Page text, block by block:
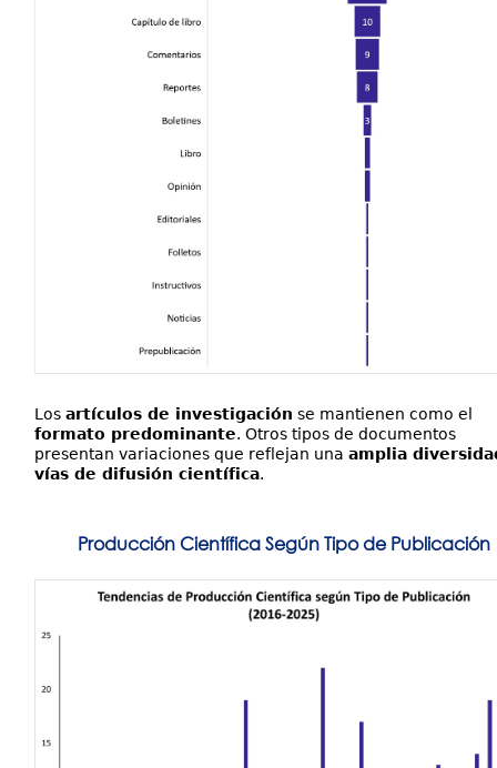
Los artículos de investigación se mantienen como el
formato predominante. Otros tipos de documentos
presentan variaciones que reflejan una amplia
vías de difusión científica.
Producción Científica Según Tipo de Publicación